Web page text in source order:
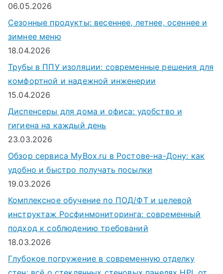
06.05.2026
Сезонные продукты: весеннее, летнее, осеннее и
зимнее меню
18.04.2026
Трубы в ППУ изоляции: современные решения для
комфортной и надежной инженерии
15.04.2026
Диспенсеры для дома и офиса: удобство и
гигиена на каждый день
23.03.2026
Обзор сервиса MyBox.ru в Ростове-на-Дону: как
удобно и быстро получать посылки
19.03.2026
Комплексное обучение по ПОД/ФТ и целевой
инструктаж Росфинмониторинга: современный
подход к соблюдению требований
18.03.2026
Глубокое погружение в современную отделку